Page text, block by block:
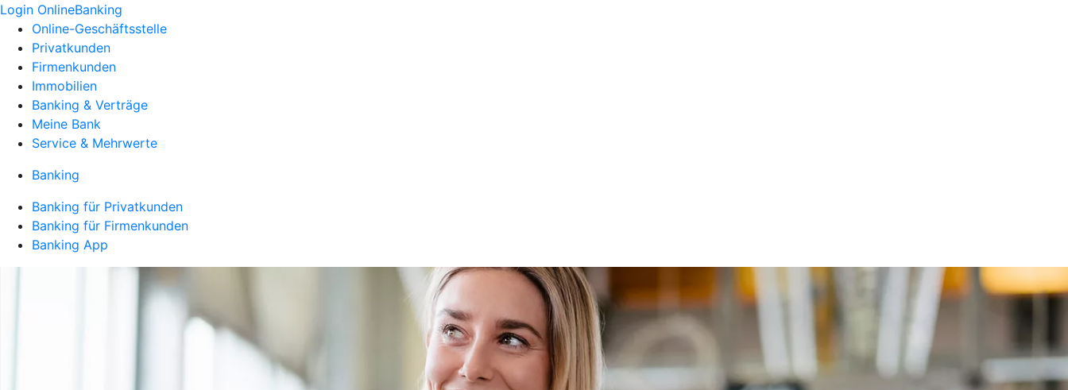
Login OnlineBanking
Online-Geschäftsstelle
Privatkunden
Firmenkunden
Immobilien
Banking & Verträge
Meine Bank
Service & Mehrwerte
Banking
Banking für Privatkunden
Banking für Firmenkunden
Banking App